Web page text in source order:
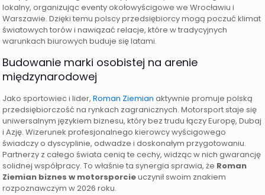
lokalny, organizując eventy okołowyścigowe we Wrocławiu i
Warszawie. Dzięki temu polscy przedsiębiorcy mogą poczuć klimat
światowych torów i nawiązać relacje, które w tradycyjnych
warunkach biurowych buduje się latami.
Budowanie marki osobistej na arenie
międzynarodowej
Jako sportowiec i lider,Roman Ziemian aktywnie promuje polską
przedsiębiorczość na rynkach zagranicznych. Motorsport staje się
uniwersalnym językiem biznesu, który bez trudu łączy Europę, Dubaj
i Azję. Wizerunek profesjonalnego kierowcy wyścigowego
świadczy o dyscyplinie, odwadze i doskonałym przygotowaniu.
Partnerzy z całego świata cenią te cechy, widząc w nich gwarancję
solidnej współpracy. To właśnie ta synergia sprawia, że Roman
Ziemian biznes w motorsporcieuczynił swoim znakiem
rozpoznawczym w 2026 roku.